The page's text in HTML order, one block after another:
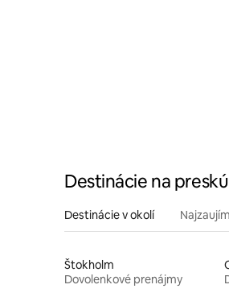
Destinácie na
Destinácie v okolí
Štokholm
Dovolenkové prenájmy